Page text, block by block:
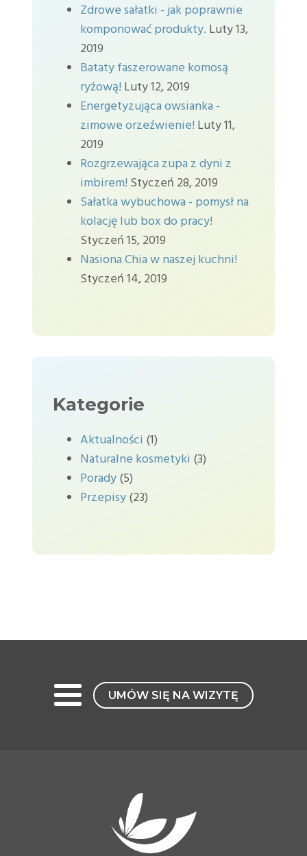
Zdrowe sałatki - jak poprawnie
komponować produkty. Luty 13,
2019
Bataty faszerowane komosą
ryżową! Luty 12, 2019
Energetyzująca owsianka -
zimowe orzeźwienie! Luty 11,
2019
Rozgrzewająca zupa z dyni z
imbirem! Styczeń 28, 2019
Sałatka wybuchowa - pomysł na
kolację lub box do pracy!
Styczeń 15, 2019
Nasiona Chia w naszej kuchni!
Styczeń 14, 2019
Kategorie
Aktualności (1)
Naturalne kosmetyki (3)
Porady(5)
Przepisy(23)
UMÓW SIĘ NA WIZYTĘ